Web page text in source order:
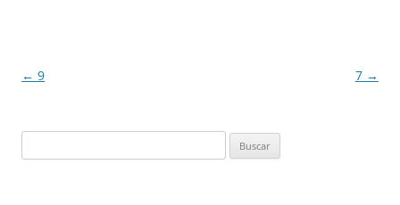
Navegación
← 9 7 →